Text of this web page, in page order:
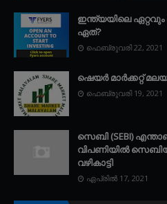
ഇന്ത്യയിലെ ഏറ്റവും
ഏത്?
ഫെബ്രുവരി 22, 2021
ഷെയർ മാർക്കറ്റ്
ഫെബ്രുവരി 19, 2021
സെബി (SEBI)
വിപണിയിൽ
വഴികാട്ടി
ഏപ്രിൽ 17, 2021